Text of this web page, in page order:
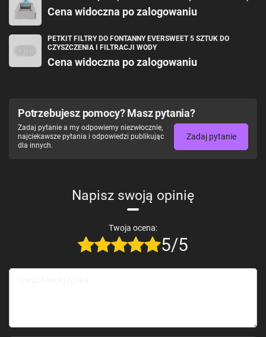
Specyfikacja produktu - Petkit
Cena widoczna po zalogowaniu
PETKIT FILTRY DO FONTANNY EVERSWEET 5 SZTUK DO
CZYSZCZENIA I FILTRACJI WODY
Cena widoczna po zalogowaniu
Potrzebujesz pomocy? Masz pytania?
Zadaj pytanie a my odpowiemy niezwłocznie,
najciekawsze pytania i odpowiedzi publikując
dla innych.
Zadaj pytanie
Napisz swoją opinię
Twoja ocena:
5/5